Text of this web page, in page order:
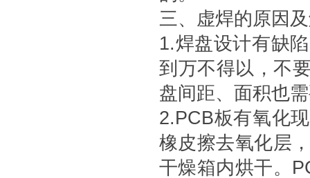
三、虚焊的原因
1.焊盘设计有缺
到万不得以，不
盘间距、面积也
2.PCB板有氧化
橡皮擦去氧化层
干燥箱内烘干。